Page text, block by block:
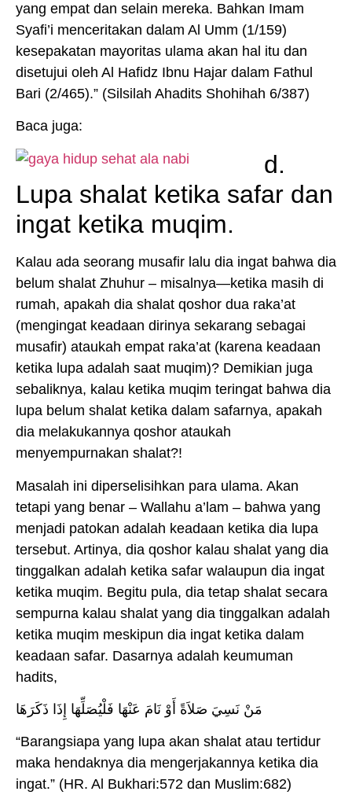
yang empat dan selain mereka. Bahkan Imam
Syafi’i menceritakan dalam Al Umm (1/159)
kesepakatan mayoritas ulama akan hal itu dan
disetujui oleh Al Hafidz Ibnu Hajar dalam Fathul
Bari (2/465).” (Silsilah Ahadits Shohihah 6/387)
Baca juga:
d.
Lupa shalat ketika safar dan
ingat ketika muqim.
Kalau ada seorang musafir lalu dia ingat bahwa dia
belum shalat Zhuhur – misalnya—ketika masih di
rumah, apakah dia shalat qoshor dua raka’at
(mengingat keadaan dirinya sekarang sebagai
musafir) ataukah empat raka’at (karena keadaan
ketika lupa adalah saat muqim)? Demikian juga
sebaliknya, kalau ketika muqim teringat bahwa dia
lupa belum shalat ketika dalam safarnya, apakah
dia melakukannya qoshor ataukah
menyempurnakan shalat?!
Masalah ini diperselisihkan para ulama. Akan
tetapi yang benar – Wallahu a’lam – bahwa yang
menjadi patokan adalah keadaan ketika dia lupa
tersebut. Artinya, dia qoshor kalau shalat yang dia
tinggalkan adalah ketika safar walaupun dia ingat
ketika muqim. Begitu pula, dia tetap shalat secara
sempurna kalau shalat yang dia tinggalkan adalah
ketika muqim meskipun dia ingat ketika dalam
keadaan safar. Dasarnya adalah keumuman
hadits,
مَنْ نَسِيَ صَلاَةً أَوْ نَامَ عَنْهَا فَلْيُصَلِّهَا إِذَا ذَكَرَهَا
“Barangsiapa yang lupa akan shalat atau tertidur
maka hendaknya dia mengerjakannya ketika dia
ingat.” (HR. Al Bukhari:572 dan Muslim:682)